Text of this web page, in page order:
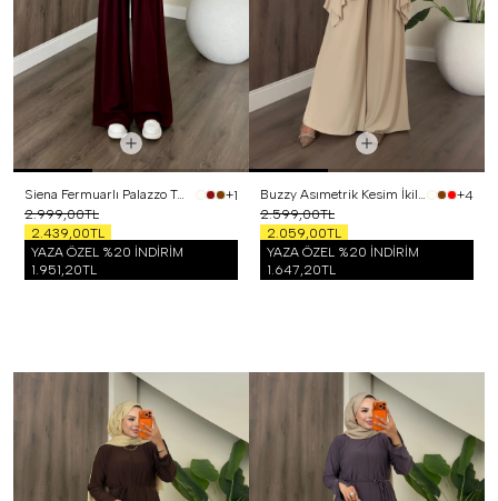
Siena Fermuarlı Palazzo Takım Bordo
+1
2.999,00TL
2.439,00TL
YAZA ÖZEL %20 İNDİRİM
1.951,20TL
Buzzy Asımetrik Kesim İkili Takım Bej
+4
2.599,00TL
2.059,00TL
YAZA ÖZEL %20 İNDİRİM
1.647,20TL